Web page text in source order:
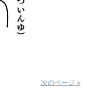
次のページ »